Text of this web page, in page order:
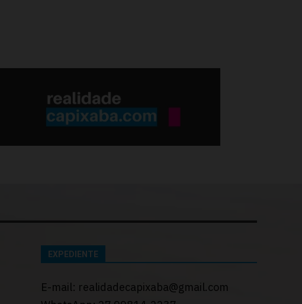
EXPEDIENTE
E-mail: realidadecapixaba@gmail.com